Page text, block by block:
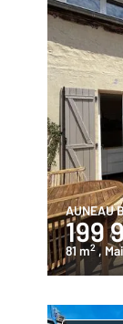
AUNEAU
199
81 m2 ,